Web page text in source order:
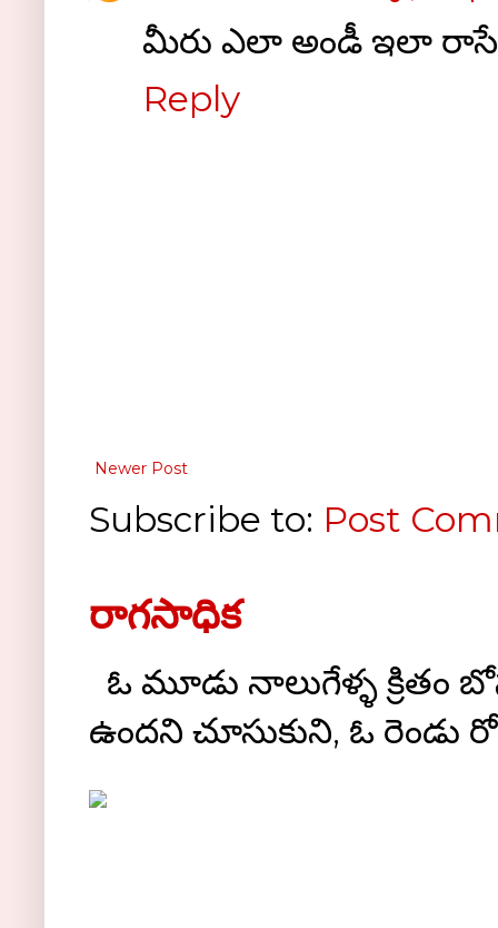
మీరు ఎలా అండీ ఇలా
Reply
Newer Post
Subscribe to: Post
రాగసాధిక
ఓ మూడు నాలుగేళ్ళ క్రితం
ఉందని చూసుకుని, ఓ రెండు